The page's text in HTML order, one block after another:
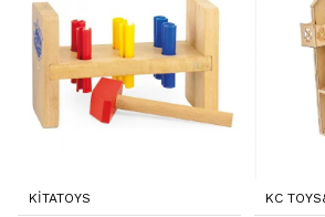
KITATOYS KC